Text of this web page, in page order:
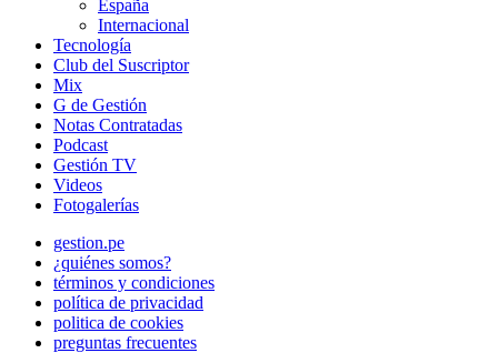
España
Internacional
Tecnología
Club del Suscriptor
Mix
G de Gestión
Notas Contratadas
Podcast
Gestión TV
Videos
Fotogalerías
gestion.pe
¿quiénes somos?
términos y condiciones
política de privacidad
politica de cookies
preguntas frecuentes